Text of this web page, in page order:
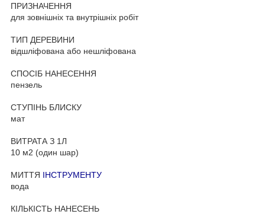
ПРИЗНАЧЕННЯ
для зовнішніх та внутрішніх робіт
ТИП ДЕРЕВИНИ
відшліфована або нешліфована
СПОСІБ НАНЕСЕННЯ
пензель
СТУПІНЬ БЛИСКУ
мат
ВИТРАТА З 1Л
10 м2 (один шар)
МИТТЯ ІНСТРУМЕНТУ
вода
КІЛЬКІСТЬ НАНЕСЕНЬ